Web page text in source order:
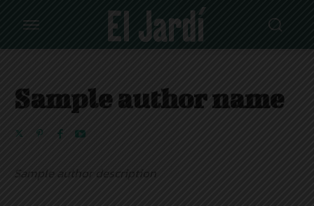
Sample author name
Sample author description